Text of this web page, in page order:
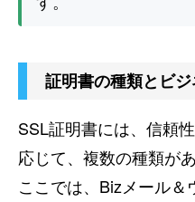
証明書の種類とビ
SSL証明書には、信頼
応じて、複数の種類があ
ここでは、Bizメール＆